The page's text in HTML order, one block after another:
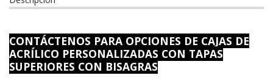
CONTÁCTENOS PARA OPCIONES DE CAJAS DE
ACRÍLICO PERSONALIZADAS CON TAPAS
SUPERIORES CON BISAGRAS